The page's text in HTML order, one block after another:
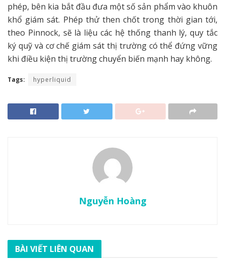
phép, bên kia bắt đầu đưa một số sản phẩm vào khuôn
khổ giám sát. Phép thử then chốt trong thời gian tới,
theo Pinnock, sẽ là liệu các hệ thống thanh lý, quy tắc
ký quỹ và cơ chế giám sát thị trường có thể đứng vững
khi điều kiện thị trường chuyển biến mạnh hay không.
Tags: hyperliquid
Nguyễn Hoàng
BÀI VIẾT LIÊN QUAN